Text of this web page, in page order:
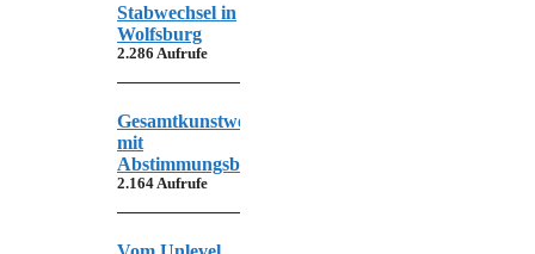
Stabwechsel in
Wolfsburg
2.286 Aufrufe
Gesamtkunstwerk
mit
Abstimmungsbedarf
2.164 Aufrufe